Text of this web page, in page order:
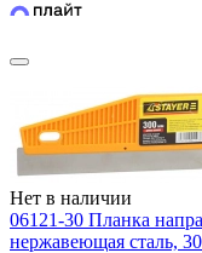
Нет в наличии
06121-30 Планка
нержавеющая сталь,